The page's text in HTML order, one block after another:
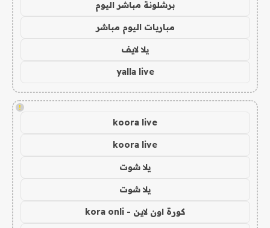
برشلونة مباشر اليوم
مباريات اليوم مباشر
يلا لايف
yalla live
!
koora live
koora live
يلا شوت
يلا شوت
كورة اون لاين - kora onli